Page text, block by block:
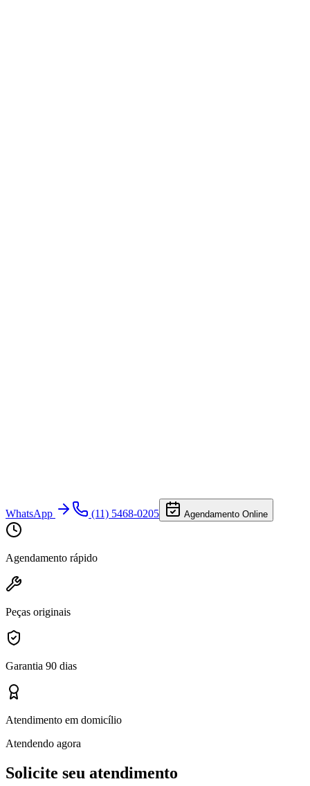
WhatsApp (11) 5468-0205 Agendamento Online
Agendamento rápido
Peças originais
Garantia 90 dias
Atendimento em domicílio
Atendendo agora
Solicite seu atendimento